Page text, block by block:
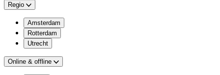
Regio
Amsterdam
Rotterdam
Utrecht
Online & offline